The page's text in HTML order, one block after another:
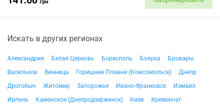
грн
Искать в других регионах
Александрия Белая Церковь Борисполь Боярка
Бровары
Васильков
Винница Горишние Плавни (Комсомольск)
Днепр
Дрогобыч
Житомир Запорожье Ивано-Франковск
Измаил
Ирпень
Каменское (Днепродзержинск) Киев
Кременчуг